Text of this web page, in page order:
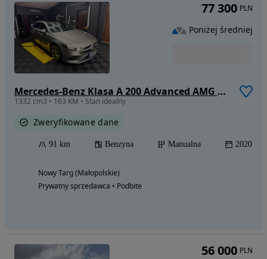
Mercedes-Benz Klasa A 200 Advanced AMG Line
1332 cm3 • 163 KM • Stan idealny
Zweryfikowane dane
91 km Benzyna Manualna 2020
Nowy Targ (Małopolskie)
Prywatny sprzedawca • Podbite
77 300 PLN
Poniżej średniej
56 000 PLN